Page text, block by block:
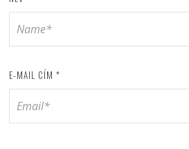
E-MAIL CÍM *